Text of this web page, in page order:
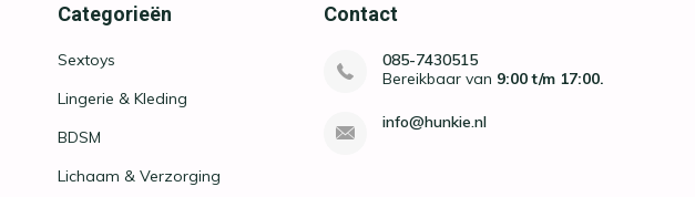
Categorieën
Sextoys
Lingerie & Kleding
BDSM
Lichaam & Verzorging
Contact
085-7430515
Bereikbaar van 9:00 t/m 17:00.
info@hunkie.nl